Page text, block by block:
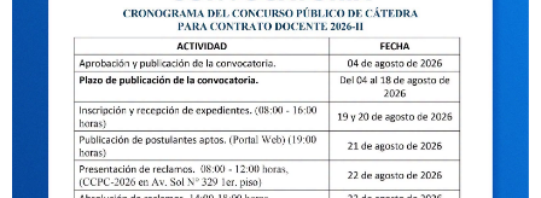
RESOLUCIÓN RECTORAL 2936-2022-R-UNA
Reker Luque 1 diciembre, 2022